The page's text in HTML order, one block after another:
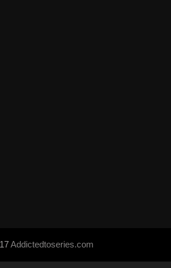
Addictedtoseries.com